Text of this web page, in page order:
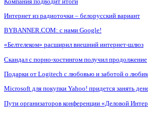
Интернет из радиоточки – белорусский вариант
BYBANNER.COM: c нами Google!
«Белтелеком» расширил внешний интернет-шлюз
Скандал с порно-хостингом получил продолжение
Подарки от Logitech с любовью и заботой о
Microsoft для покупки Yahoo! придется занять
Пути организаторов конференции «Деловой